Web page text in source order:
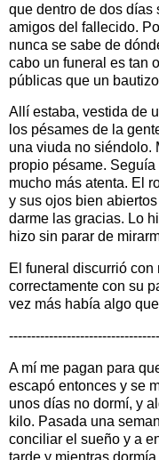
que dentro de dos días
amigos del fallecido.
nunca se sabe de
cabo un funeral es tan
públicas que un
Allí estaba, vestida de
los pésames de la
una viuda no siéndolo.
propio pésame.
mucho más atenta. El
y sus ojos bien
darme las gracias. Lo
hizo sin parar de
El funeral discurrió
correctamente con su
vez más había algo
A mí me pagan para
escapó entonces y se
unos días no dormí, y
kilo. Pasada una
conciliar el sueño y a
tarde y mientras